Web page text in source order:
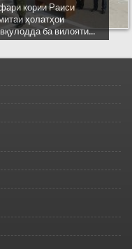
кории Раиси
ҳолатҳои
ба вилояти...